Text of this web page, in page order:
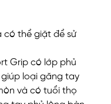
có thể giặt để sử
Grip có lớp phủ
giúp loại găng tay
và có tuổi thọ